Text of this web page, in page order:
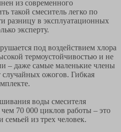
из современного
такой смеситель легко по
разницу в эксплуатационных
эксперту.
под воздействием хлора
термоустойчивостью и не
– даже самые маленькие члены
ожогов. Гибкая
воды смесителя
70 000 циклов работы – это
семьей из трех человек.